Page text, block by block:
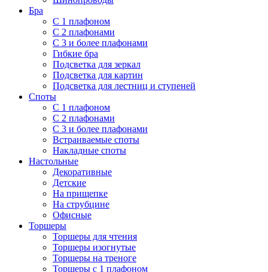
Бра
С 1 плафоном
С 2 плафонами
С 3 и более плафонами
Гибкие бра
Подсветка для зеркал
Подсветка для картин
Подсветка для лестниц и ступеней
Споты
С 1 плафоном
С 2 плафонами
С 3 и более плафонами
Встраиваемые споты
Накладные споты
Настольные
Декоративные
Детские
На прищепке
На струбцине
Офисные
Торшеры
Торшеры для чтения
Торшеры изогнутые
Торшеры на треноге
Торшеры с 1 плафоном